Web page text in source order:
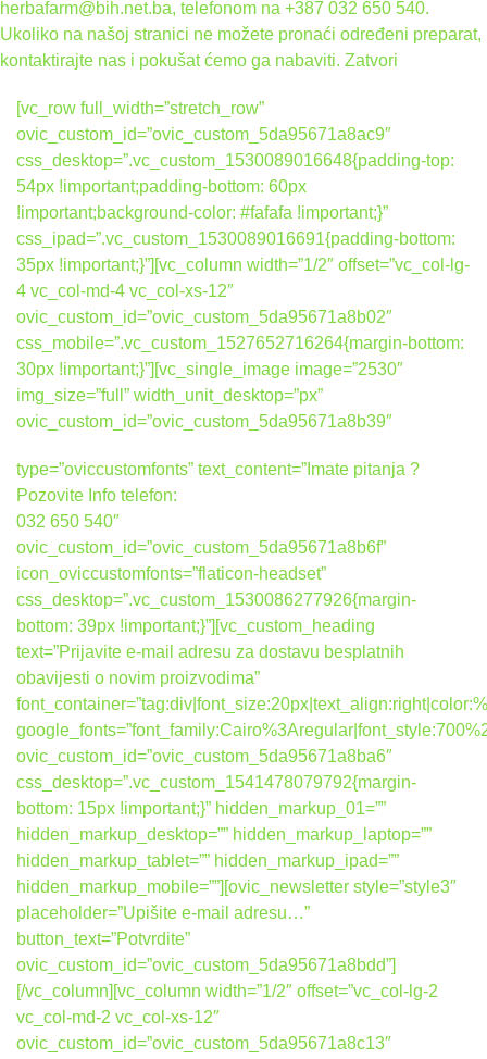
herbafarm@bih.net.ba, telefonom na +387 032 650 540.
Ukoliko na našoj stranici ne možete pronaći određeni preparat,
kontaktirajte nas i pokušat ćemo ga nabaviti. Zatvori
[vc_row full_width=”stretch_row”
ovic_custom_id=”ovic_custom_5da95671a8ac9″
css_desktop=”.vc_custom_1530089016648{padding-top:
54px !important;padding-bottom: 60px
!important;background-color: #fafafa !important;}”
css_ipad=”.vc_custom_1530089016691{padding-bottom:
35px !important;}”][vc_column width=”1/2″ offset=”vc_col-lg-
4 vc_col-md-4 vc_col-xs-12″
ovic_custom_id=”ovic_custom_5da95671a8b02″
css_mobile=”.vc_custom_1527652716264{margin-bottom:
30px !important;}”][vc_single_image image=”2530″
img_size=”full” width_unit_desktop=”px”
ovic_custom_id=”ovic_custom_5da95671a8b39″
type=”oviccustomfonts” text_content=”Imate pitanja ?
Pozovite Info telefon:
032 650 540″
ovic_custom_id=”ovic_custom_5da95671a8b6f”
icon_oviccustomfonts=”flaticon-headset”
css_desktop=”.vc_custom_1530086277926{margin-
bottom: 39px !important;}”][vc_custom_heading
text=”Prijavite e-mail adresu za dostavu besplatnih
obavijesti o novim proizvodima”
ovic_custom_id=”ovic_custom_5da95671a8ba6″
css_desktop=”.vc_custom_1541478079792{margin-
bottom: 15px !important;}” hidden_markup_01=””
hidden_markup_desktop=”” hidden_markup_laptop=””
hidden_markup_tablet=”” hidden_markup_ipad=””
hidden_markup_mobile=””][ovic_newsletter style=”style3″
placeholder=”Upišite e-mail adresu…”
button_text=”Potvrdite”
ovic_custom_id=”ovic_custom_5da95671a8bdd”]
[/vc_column][vc_column width=”1/2″ offset=”vc_col-lg-2
vc_col-md-2 vc_col-xs-12″
ovic_custom_id=”ovic_custom_5da95671a8c13″